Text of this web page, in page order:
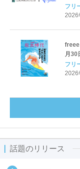
フリ
2026
freee
月30
フリ
2026
話題のリリース